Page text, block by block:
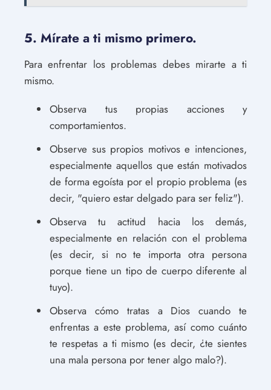
5. Mírate a ti mismo primero.
Para enfrentar los problemas debes mirarte a ti
mismo.
Observa tus propias acciones y
comportamientos.
Observe sus propios motivos e intenciones,
especialmente aquellos que están motivados
de forma egoísta por el propio problema (es
decir, "quiero estar delgado para ser feliz").
Observa tu actitud hacia los demás,
especialmente en relación con el problema
(es decir, si no te importa otra persona
porque tiene un tipo de cuerpo diferente al
tuyo).
Observa cómo tratas a Dios cuando te
enfrentas a este problema, así como cuánto
te respetas a ti mismo (es decir, ¿te sientes
una mala persona por tener algo malo?).